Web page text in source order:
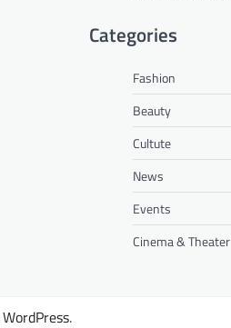
Categories
Fashion
Beauty
Cultute
News
Events
Cinema & Theater
WordPress.